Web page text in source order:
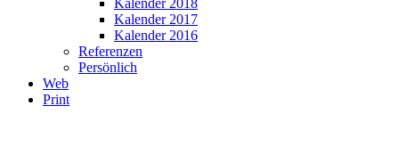
Kalender 2018
Kalender 2017
Kalender 2016
Referenzen
Persönlich
Web
Print